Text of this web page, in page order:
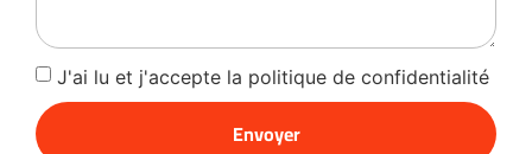
J'ai lu et j'accepte la politique de confidentialité
Envoyer